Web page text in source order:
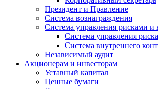
Президент и Правление
Система вознаграждения
Система управления рисками и
Система управления
Система внутреннего
Независимый аудит
Акционерам и инвесторам
Уставный капитал
Ценные бумаги